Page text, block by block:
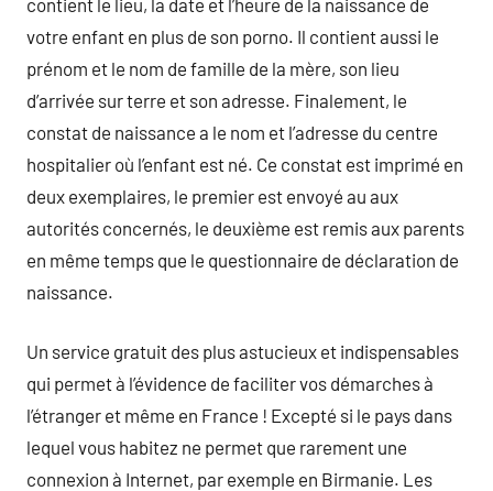
votre enfant en plus de son porno. Il contient aussi le
prénom et le nom de famille de la mère, son lieu
d’arrivée sur terre et son adresse. Finalement, le
constat de naissance a le nom et l’adresse du centre
hospitalier où l’enfant est né. Ce constat est imprimé en
deux exemplaires, le premier est envoyé au aux
autorités concernés, le deuxième est remis aux parents
en même temps que le questionnaire de déclaration de
naissance.
Un service gratuit des plus astucieux et indispensables
qui permet à l’évidence de faciliter vos démarches à
l’étranger et même en France ! Excepté si le pays dans
lequel vous habitez ne permet que rarement une
connexion à Internet, par exemple en Birmanie. Les